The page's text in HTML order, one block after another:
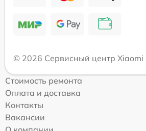
© 2026 Сервисный центр Xiaomi
Стоимость ремонта
Оплата и доставка
Контакты
Вакансии